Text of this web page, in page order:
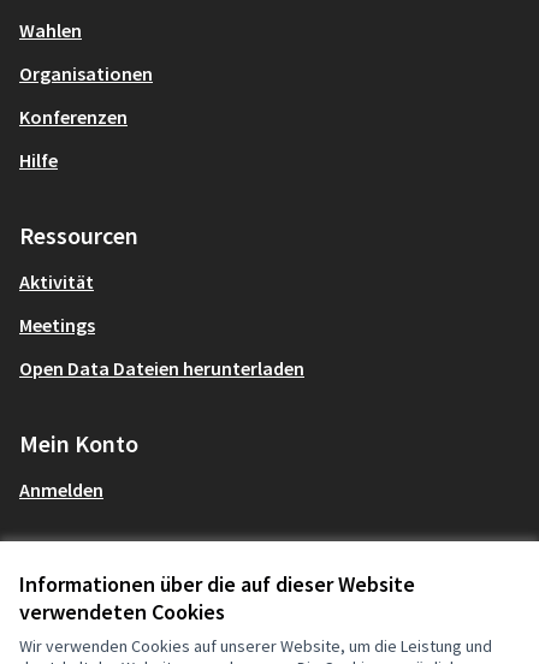
Informationen über die auf dieser Website
verwendeten Cookies
Wir verwenden Cookies auf unserer Website, um die Leistung und
Wahlen
Organisationen
Konferenzen
Hilfe
Ressourcen
Aktivität
Meetings
Open Data Dateien herunterladen
Mein Konto
Anmelden
AGBs und Datenschutzbestimmungen
Nutzungsbedingungen
(Externer Link)